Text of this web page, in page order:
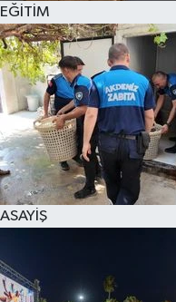
EĞİTİM
ASAYİŞ